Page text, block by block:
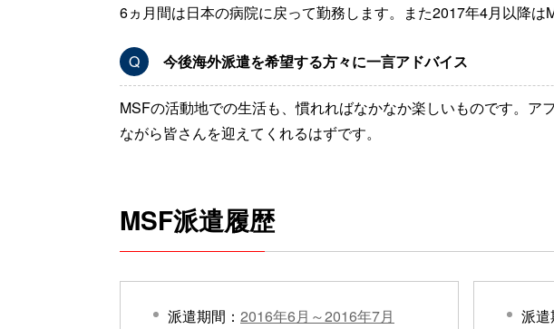
6ヵ月間は日本の病院に戻って勤務します。また2017年4月以降は
Q 今後海外派遣を希望する方々に一言アドバイス
MSFの活動地での生活も、慣れればなかなか楽しいものです。ア
ながら皆さんを迎えてくれるはずです。
MSF派遣履歴
派遣期間： 2016年6月～2016年7月 派